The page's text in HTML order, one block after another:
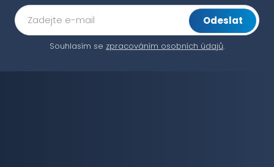
Odeslat
Souhlasím se zpracováním osobních údajů.